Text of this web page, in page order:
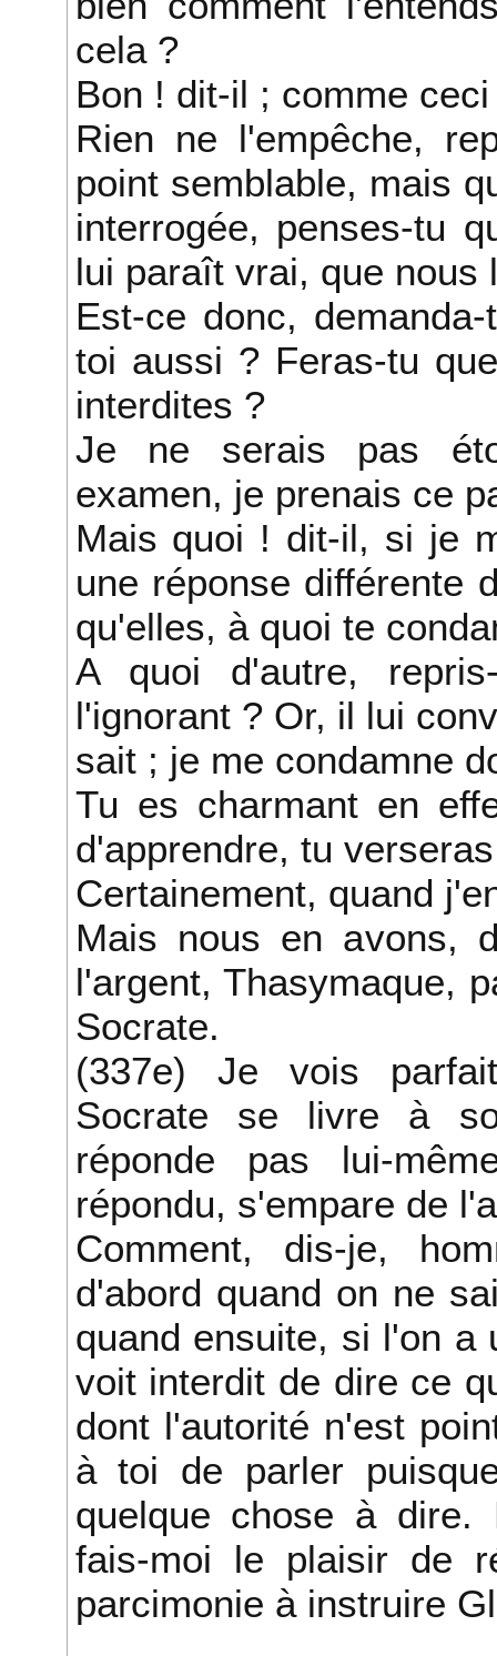
cela ?
Bon ! dit-il ; comme
Rien ne l'empêche,
point semblable, mais
interrogée, penses-tu
lui paraît vrai, que nous
Est-ce donc,
toi aussi ? Feras-tu
interdites ?
Je ne serais pas
examen, je prenais ce
Mais quoi ! dit-il, si je
une réponse différente
qu'elles, à quoi te
A quoi d'autre,
l'ignorant ? Or, il lui
sait ; je me condamne
Tu es charmant en
d'apprendre, tu
Certainement, quand
Mais nous en avons,
l'argent, Thasymaque,
Socrate.
(337e) Je vois
Socrate se livre à
réponde pas lui-
répondu, s'empare de
Comment, dis-je,
d'abord quand on ne
quand ensuite, si l'on a
voit interdit de dire ce
dont l'autorité n'est
à toi de parler
quelque chose à dire.
fais-moi le plaisir de
parcimonie à instruire